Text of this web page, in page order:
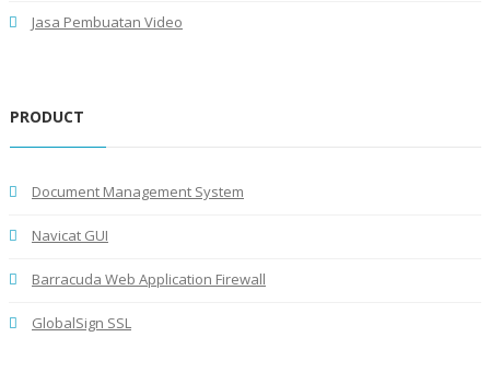
Jasa Pembuatan Video
PRODUCT
Document Management System
Navicat GUI
Barracuda Web Application Firewall
GlobalSign SSL